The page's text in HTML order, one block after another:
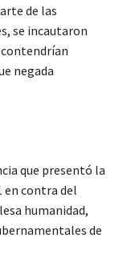
de las
se incautaron
negada
que presentó la
en contra del
humanidad,
de